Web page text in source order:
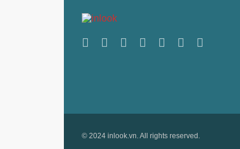
© 2024 inlook.vn. All rights reserved.